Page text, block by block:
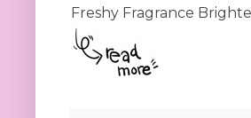
Freshy Fragrance